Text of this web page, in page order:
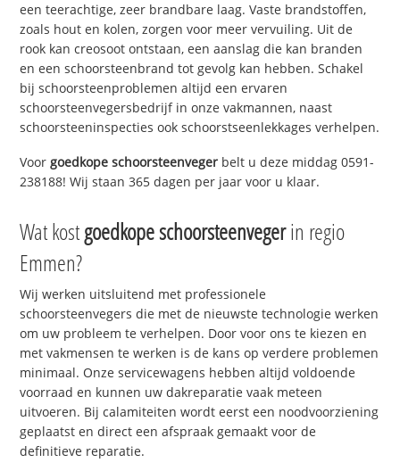
een teerachtige, zeer brandbare laag. Vaste brandstoffen,
zoals hout en kolen, zorgen voor meer vervuiling. Uit de
rook kan creosoot ontstaan, een aanslag die kan branden
en een schoorsteenbrand tot gevolg kan hebben. Schakel
bij schoorsteenproblemen altijd een ervaren
schoorsteenvegersbedrijf in onze vakmannen, naast
schoorsteeninspecties ook schoorstseenlekkages verhelpen.
Voorgoedkope schoorsteenveger belt u deze middag 0591-
238188! Wij staan 365 dagen per jaar voor u klaar.
Wat kostgoedkope schoorsteenvegerin regio
Emmen?
Wij werken uitsluitend met professionele
schoorsteenvegers die met de nieuwste technologie werken
om uw probleem te verhelpen. Door voor ons te kiezen en
met vakmensen te werken is de kans op verdere problemen
minimaal. Onze servicewagens hebben altijd voldoende
voorraad en kunnen uw dakreparatie vaak meteen
uitvoeren. Bij calamiteiten wordt eerst een noodvoorziening
geplaatst en direct een afspraak gemaakt voor de
definitieve reparatie.